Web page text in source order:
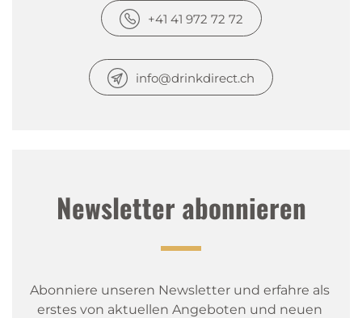
+41 41 972 72 72
info@drinkdirect.ch
Newsletter abonnieren
Abonniere unseren Newsletter und erfahre als
erstes von aktuellen Angeboten und neuen